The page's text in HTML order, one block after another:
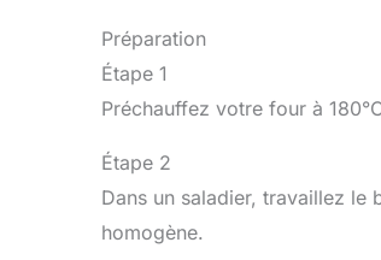
Préparation
Étape 1
Préchauffez votre four à
Étape 2
Dans un saladier, travaillez le
homogène.